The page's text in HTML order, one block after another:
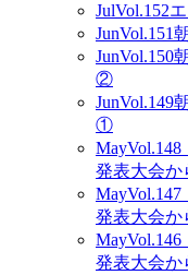
JulVol.152
JunVol.151
JunVol.150
②
JunVol.149
①
MayVol.148
発表大会
MayVol.147
発表大会
MayVol.146
発表大会